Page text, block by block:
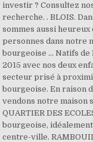
investir ? Consultez
recherche. . BLOIS.
sommes aussi
personnes dans notre
bourgeoise ... Natifs
2015 avec nos deux
secteur prisé à
bourgeoise. En raison
vendons notre maison
QUARTIER DES
bourgeoise,
centre-ville.